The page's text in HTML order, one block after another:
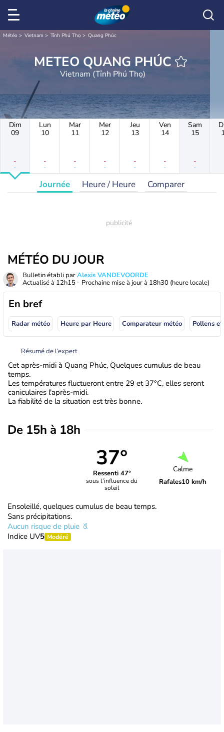
Météo Vietnam Tỉnh Phú Thọ Quang Phúc
METEO QUANG PHÚC
Vietnam (Tỉnh Phú Thọ)
Dim
09
-
-
Lun
10
-
-
Mar
11
-
-
Mer
12
-
-
Jeu
13
-
-
Ven
14
-
-
Sam
15
-
-
Journée Heure / Heure Comparer
MÉTÉO DU JOUR
Bulletin établi parAlexis VANDEVOORDE
Actualisé à 12h15 - Prochaine mise à jour à 18h30 (heure locale)
En bref
Radar météo Heure par Heure Comparateur météo Pollens
Résumé de l’expert
Cet après-midi à Quang Phúc, Quelques cumulus de beau
temps.
Les températures fluctueront entre 29 et 37°C, elles seront
caniculaires l'après-midi.
La fiabilité de la situation est très bonne.
De 15h à 18h
37°
Ressenti 47°
sous l’influence du
soleil
Calme
Rafales10 km/h
Ensoleillé, quelques cumulus de beau temps.
Sans précipitations.
Aucun risque de pluie
Indice UV5 Modéré